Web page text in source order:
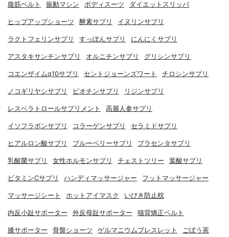
腹筋ベルト 振動マシン ボディスーツ ダイエットスリッパ
ヒップアップショーツ 酵素サプリ イヌリンサプリ
ラクトフェリンサプリ すっぽんサプリ にんにくサプリ
アスタキサンチンサプリ オルニチンサプリ グリシンサプリ
コエンザイムq10サプリ セントジョーンズワート チロシンサプリ
ノコギリヤシサプリ ビオチンサプリ リジンサプリ
レスベラトロールサプリメント 高麗人参サプリ
イソフラボンサプリ コラーゲンサプリ セラミドサプリ
ヒアルロン酸サプリ ブルーベリーサプリ プラセンタサプリ
乳酸菌サプリ 女性ホルモンサプリ チェストツリー 葉酸サプリ
ビタミンCサプリ ハンディマッサージャー フットマッサージャー
マッサージシート ホットアイマスク いびき防止枕
内反小趾サポーター 外反母趾サポーター 猫背矯正ベルト
膝サポーター 骨盤ショーツ ゲルマニウムブレスレット ごぼう茶